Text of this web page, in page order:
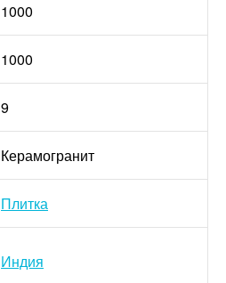
1000
1000
9
Керамогранит
Плитка
Индия